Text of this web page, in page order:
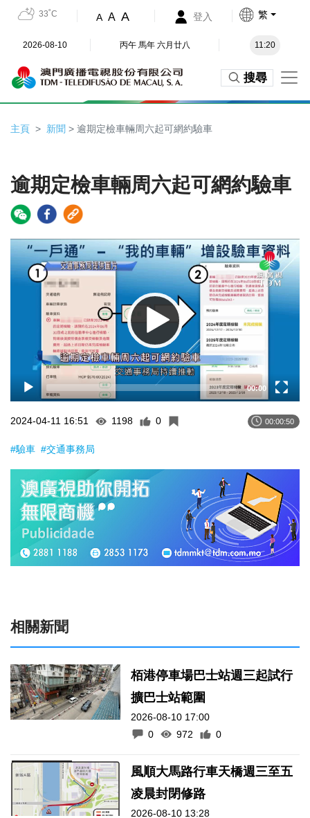
33˚C A A A 登入 繁
2026-08-10 丙午 馬年 六月廿八 11:20
搜尋
主頁 新聞 > 逾期定檢車輛周六起可網約驗車
逾期定檢車輛周六起可網約驗車
Video
Player
00:00
2024-04-11 16:51 1198 0 00:00:50
#驗車 #交通事務局
相關新聞
栢港停車場巴士站週三起試行
擴巴士站範圍
2026-08-10 17:00
0
972 0
風順大馬路行車天橋週三至五
凌晨封閉修路
2026-08-10 13:28